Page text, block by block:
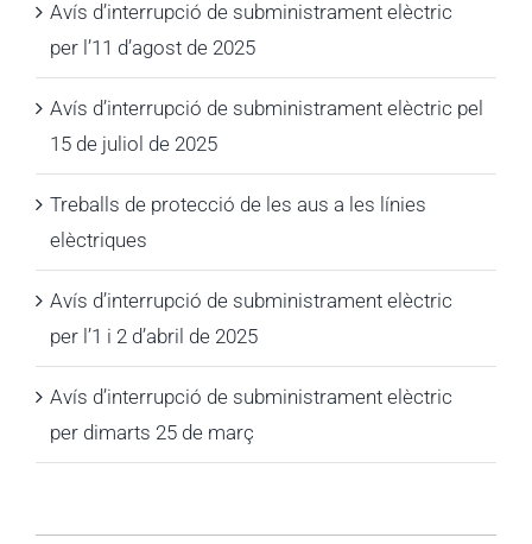
Avís d’interrupció de subministrament elèctric
per l’11 d’agost de 2025
Avís d’interrupció de subministrament elèctric pel
15 de juliol de 2025
Treballs de protecció de les aus a les línies
elèctriques
Avís d’interrupció de subministrament elèctric
per l’1 i 2 d’abril de 2025
Avís d’interrupció de subministrament elèctric
per dimarts 25 de març